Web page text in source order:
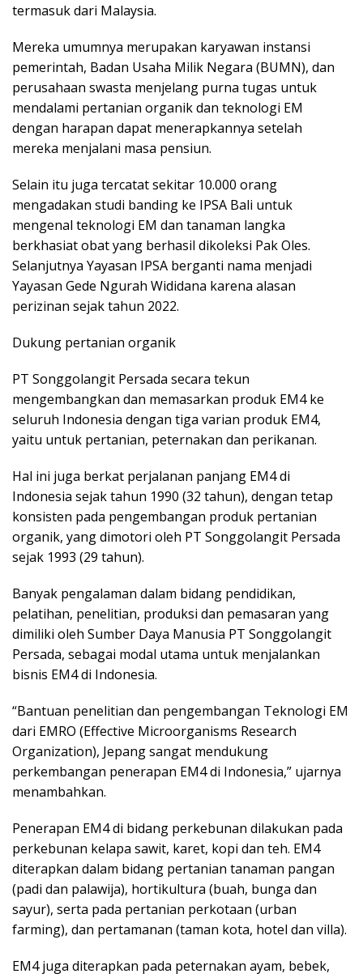
termasuk dari Malaysia.
Mereka umumnya merupakan karyawan instansi
pemerintah, Badan Usaha Milik Negara (BUMN), dan
perusahaan swasta menjelang purna tugas untuk
mendalami pertanian organik dan teknologi EM
dengan harapan dapat menerapkannya setelah
mereka menjalani masa pensiun.
Selain itu juga tercatat sekitar 10.000 orang
mengadakan studi banding ke IPSA Bali untuk
mengenal teknologi EM dan tanaman langka
berkhasiat obat yang berhasil dikoleksi Pak Oles.
Selanjutnya Yayasan IPSA berganti nama menjadi
Yayasan Gede Ngurah Wididana karena alasan
perizinan sejak tahun 2022.
Dukung pertanian organik
PT Songgolangit Persada secara tekun
mengembangkan dan memasarkan produk EM4 ke
seluruh Indonesia dengan tiga varian produk EM4,
yaitu untuk pertanian, peternakan dan perikanan.
Hal ini juga berkat perjalanan panjang EM4 di
Indonesia sejak tahun 1990 (32 tahun), dengan tetap
konsisten pada pengembangan produk pertanian
organik, yang dimotori oleh PT Songgolangit Persada
sejak 1993 (29 tahun).
Banyak pengalaman dalam bidang pendidikan,
pelatihan, penelitian, produksi dan pemasaran yang
dimiliki oleh Sumber Daya Manusia PT Songgolangit
Persada, sebagai modal utama untuk menjalankan
bisnis EM4 di Indonesia.
“Bantuan penelitian dan pengembangan Teknologi EM
dari EMRO (Effective Microorganisms Research
Organization), Jepang sangat mendukung
perkembangan penerapan EM4 di Indonesia,” ujarnya
menambahkan.
Penerapan EM4 di bidang perkebunan dilakukan pada
perkebunan kelapa sawit, karet, kopi dan teh. EM4
diterapkan dalam bidang pertanian tanaman pangan
(padi dan palawija), hortikultura (buah, bunga dan
sayur), serta pada pertanian perkotaan (urban
farming), dan pertamanan (taman kota, hotel dan villa).
EM4 juga diterapkan pada peternakan ayam, bebek,